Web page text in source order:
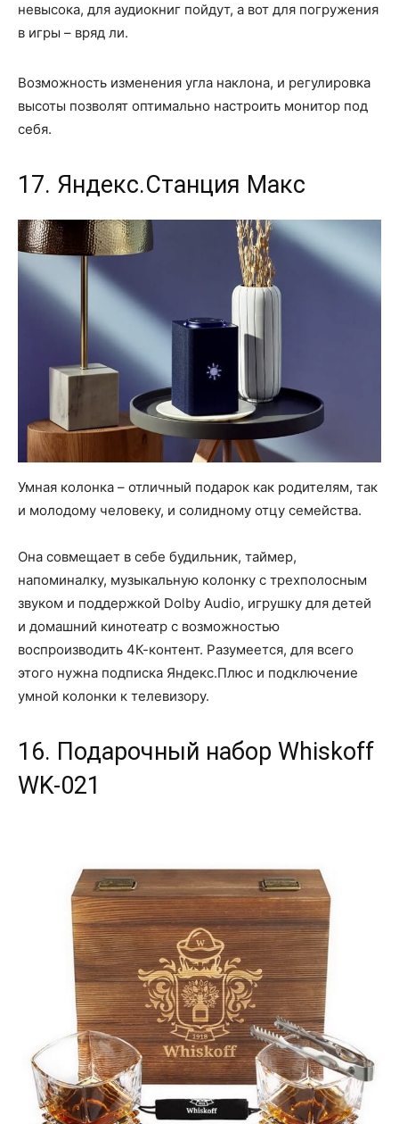
невысока, для аудиокниг пойдут, а вот для погружения
в игры – вряд ли.
Возможность изменения угла наклона, и регулировка
высоты позволят оптимально настроить монитор под
себя.
17. Яндекс.Станция Макс
Умная колонка – отличный подарок как родителям, так
и молодому человеку, и солидному отцу семейства.
Она совмещает в себе будильник, таймер,
напоминалку, музыкальную колонку с трехполосным
звуком и поддержкой Dolby Audio, игрушку для детей
и домашний кинотеатр с возможностью
воспроизводить 4К-контент. Разумеется, для всего
этого нужна подписка Яндекс.Плюс и подключение
умной колонки к телевизору.
16. Подарочный набор Whiskoff
WK-021